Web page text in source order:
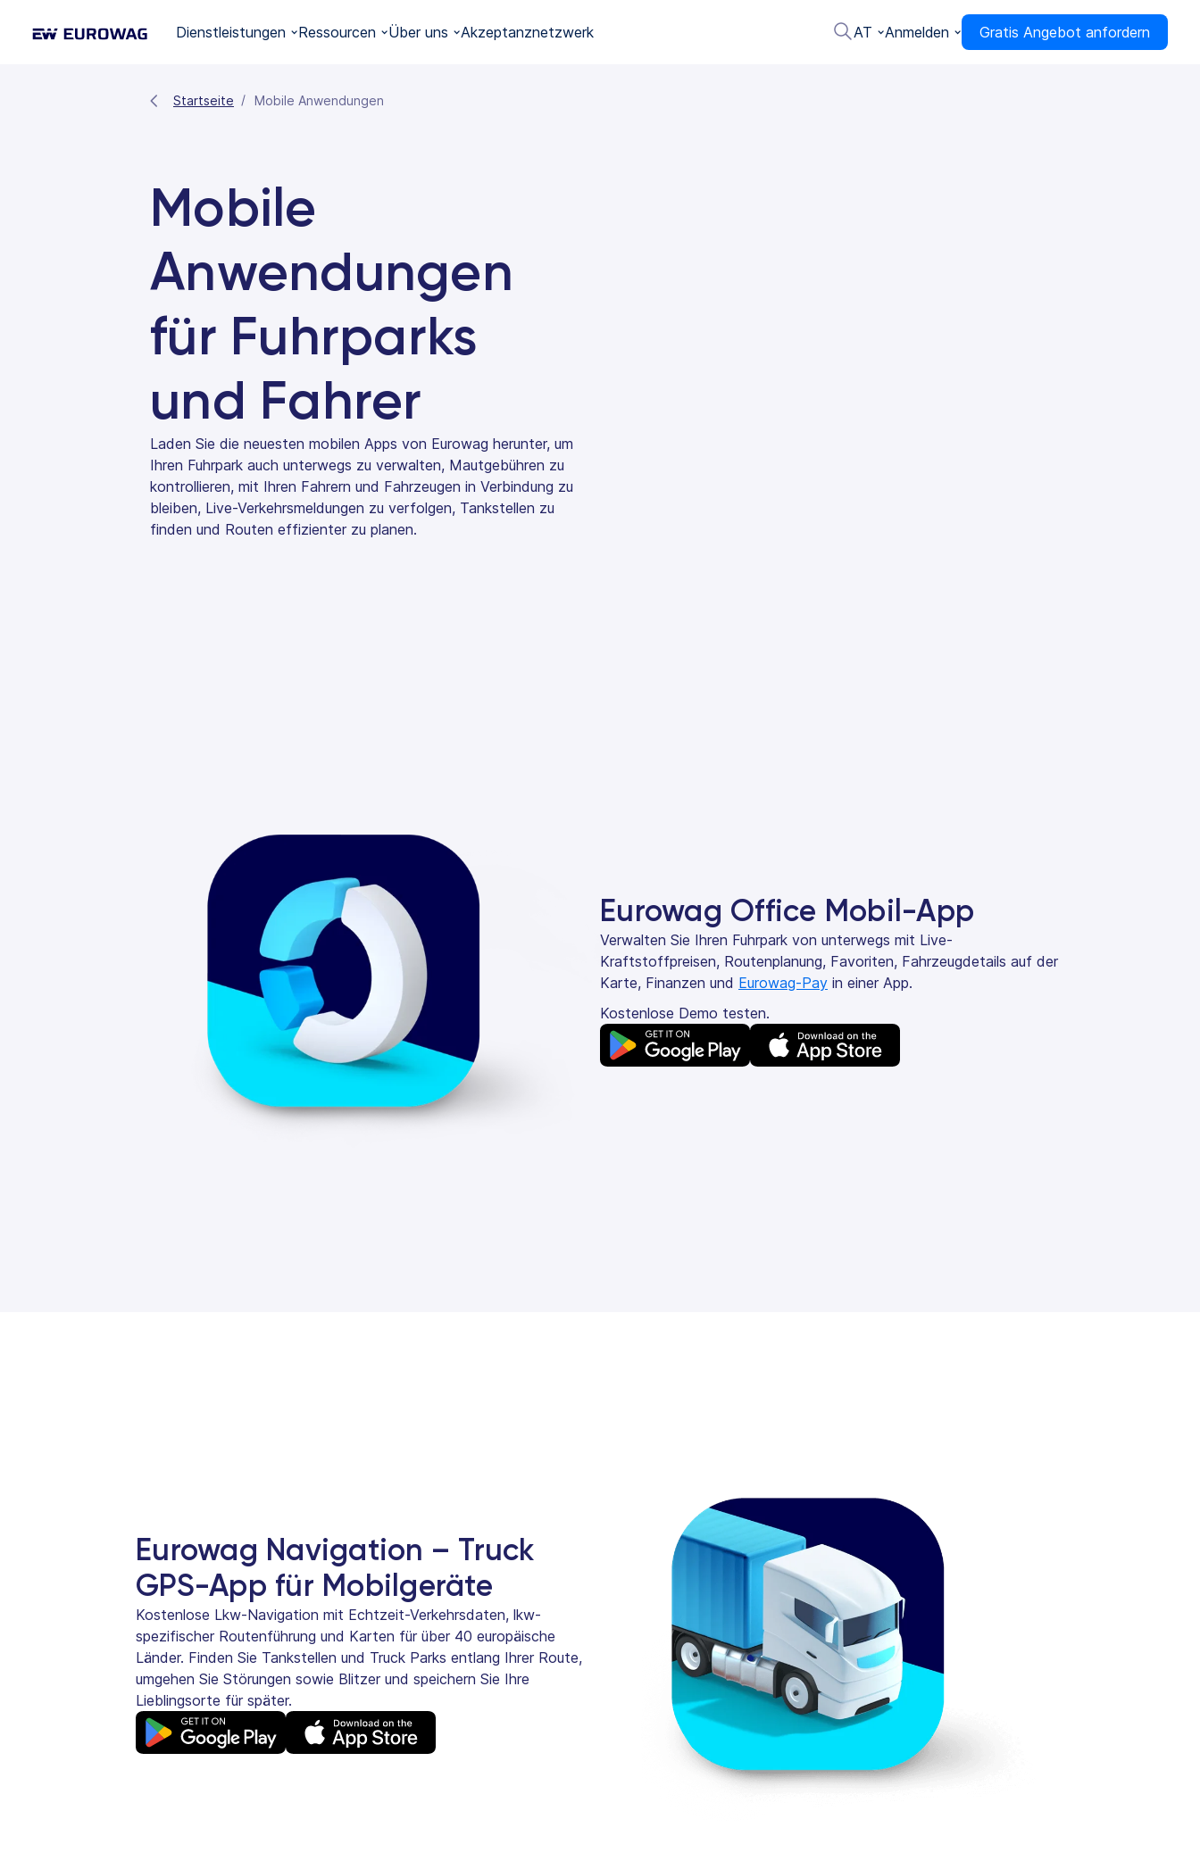
Dienstleistungen Ressourcen Über uns Akzeptanznetzwerk AT Anmelden Gratis Angebot anfordern
Startseite Mobile Anwendungen
Mobile
Anwendungen
für Fuhrparks
und Fahrer
Laden Sie die neuesten mobilen Apps von Eurowag herunter, um
Ihren Fuhrpark auch unterwegs zu verwalten, Mautgebühren zu
kontrollieren, mit Ihren Fahrern und Fahrzeugen in Verbindung zu
bleiben, Live-Verkehrsmeldungen zu verfolgen, Tankstellen zu
finden und Routen effizienter zu planen.
Eurowag Office Mobil-App
Verwalten Sie Ihren Fuhrpark von unterwegs mit Live-
Kraftstoffpreisen, Routenplanung, Favoriten, Fahrzeugdetails auf der
Karte, Finanzen und Eurowag-Pay in einer App.
Kostenlose Demo testen.
Eurowag Navigation – Truck
GPS-App für Mobilgeräte
Kostenlose Lkw-Navigation mit Echtzeit-Verkehrsdaten, lkw-
spezifischer Routenführung und Karten für über 40 europäische
Länder. Finden Sie Tankstellen und Truck Parks entlang Ihrer Route,
umgehen Sie Störungen sowie Blitzer und speichern Sie Ihre
Lieblingsorte für später.